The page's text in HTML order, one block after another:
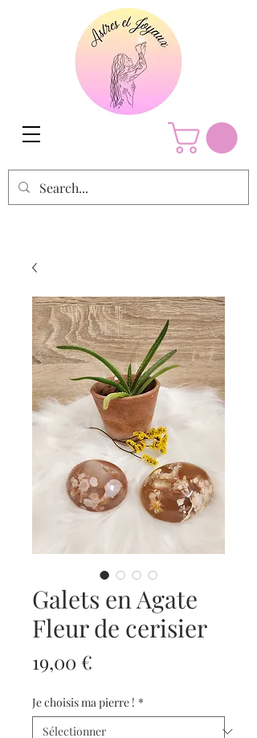
Galets en Agate
Fleur de cerisier
19,00 €
Je choisis ma pierre ! *